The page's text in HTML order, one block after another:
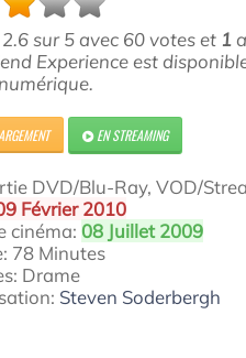
2.6sur5 avec 60votes et 1
Experience est
EN STREAMING
DVD/Blu-Ray, VOD/
Février 2010
cinéma: 08 Juillet 2009
78 Minutes
Drame
Steven Soderbergh